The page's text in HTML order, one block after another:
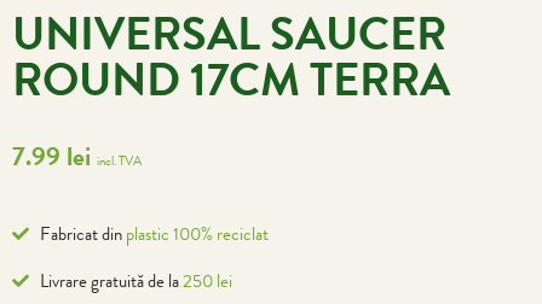
UNIVERSAL SAUCER
ROUND 17CM TERRA
7.99 lei incl. TVA
Fabricat dinplastic 100% reciclat
Livrare gratuită de la250 lei